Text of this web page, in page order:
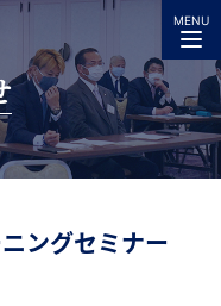
MENU
ングセミナー